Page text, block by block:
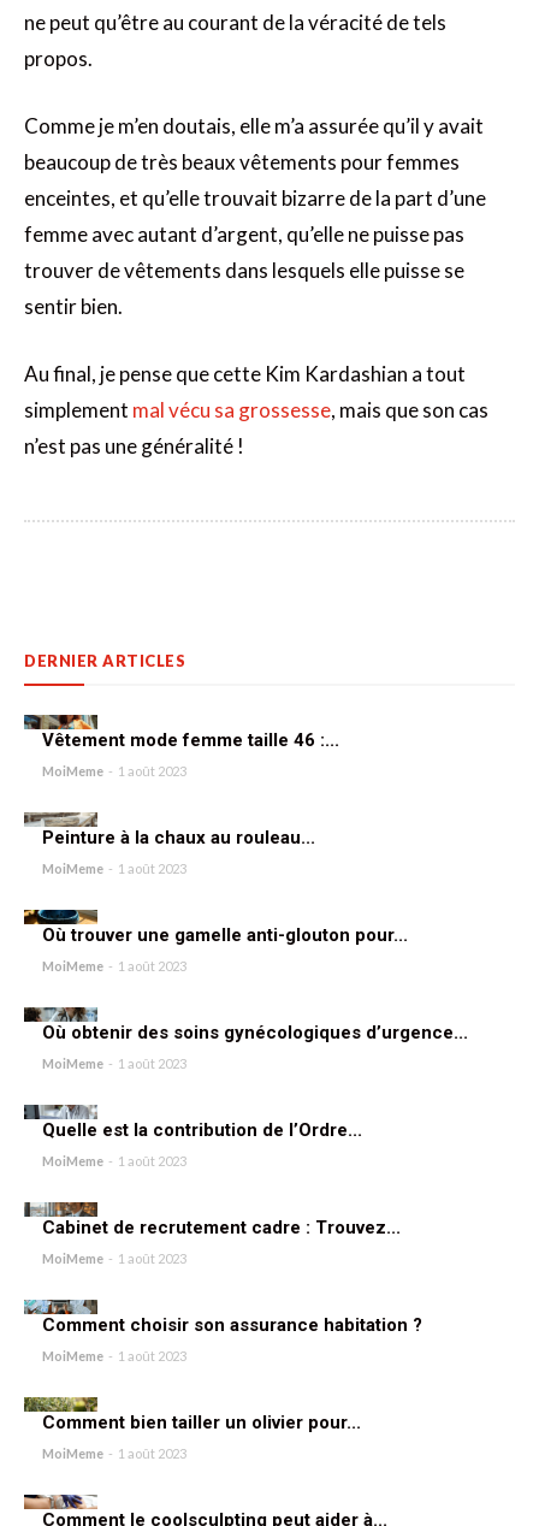
ne peut qu’être au courant de la véracité de tels
propos.
Comme je m’en doutais, elle m’a assurée qu’il y avait
beaucoup de très beaux vêtements pour femmes
enceintes, et qu’elle trouvait bizarre de la part d’une
femme avec autant d’argent, qu’elle ne puisse pas
trouver de vêtements dans lesquels elle puisse se
sentir bien.
Au final, je pense que cette Kim Kardashian a tout
simplement mal vécu sa grossesse, mais que son cas
n’est pas une généralité !
DERNIER ARTICLES
Vêtement mode femme taille 46 :...
MoiMeme - 1 août 2023
Peinture à la chaux au rouleau...
MoiMeme - 1 août 2023
Où trouver une gamelle anti-glouton pour...
MoiMeme - 1 août 2023
Où obtenir des soins gynécologiques d’urgence...
MoiMeme - 1 août 2023
Quelle est la contribution de l’Ordre...
MoiMeme - 1 août 2023
Cabinet de recrutement cadre : Trouvez...
MoiMeme - 1 août 2023
Comment choisir son assurance habitation ?
MoiMeme - 1 août 2023
Comment bien tailler un olivier pour...
MoiMeme - 1 août 2023
Comment le coolsculpting peut aider à...